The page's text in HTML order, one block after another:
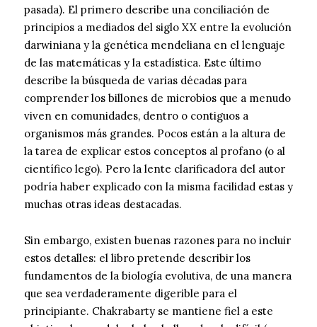
pasada). El primero describe una conciliación de
principios a mediados del siglo XX entre la evolución
darwiniana y la genética mendeliana en el lenguaje
de las matemáticas y la estadística. Este último
describe la búsqueda de varias décadas para
comprender los billones de microbios que a menudo
viven en comunidades, dentro o contiguos a
organismos más grandes. Pocos están a la altura de
la tarea de explicar estos conceptos al profano (o al
científico lego). Pero la lente clarificadora del autor
podría haber explicado con la misma facilidad estas y
muchas otras ideas destacadas.
Sin embargo, existen buenas razones para no incluir
estos detalles: el libro pretende describir los
fundamentos de la biología evolutiva, de una manera
que sea verdaderamente digerible para el
principiante. Chakrabarty se mantiene fiel a este